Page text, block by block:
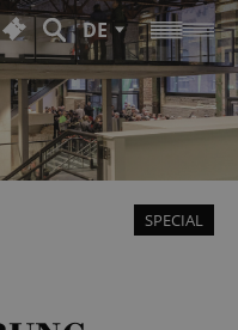
DE
SPECIAL